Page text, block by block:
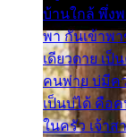
บ้านใกล้ พึ่งพ
พา กันเข้าพา
เดียวดาย เป็
คนพ่าย บ่มีคว
เป็นบ่ได้ คือ
ในครัว เจ้าส